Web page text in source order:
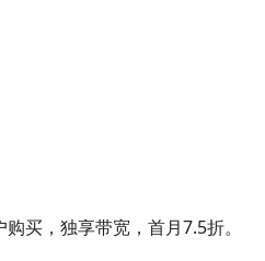
买，独享带宽，首月7.5折。